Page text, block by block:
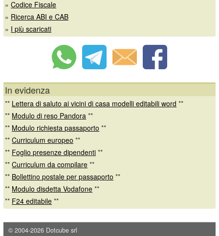
»Codice Fiscale
» Ricerca ABI e CAB
» I più scaricati
In evidenza
** Lettera di saluto ai vicini di casa modelli editabili word **
** Modulo di reso Pandora **
** Modulo richiesta passaporto **
**Curriculum europeo **
** Foglio presenze dipendenti **
**Curriculum da compilare **
** Bollettino postale per passaporto **
** Modulo disdetta Vodafone **
** F24 editabile **
© 2004-2026 Dotcube srl